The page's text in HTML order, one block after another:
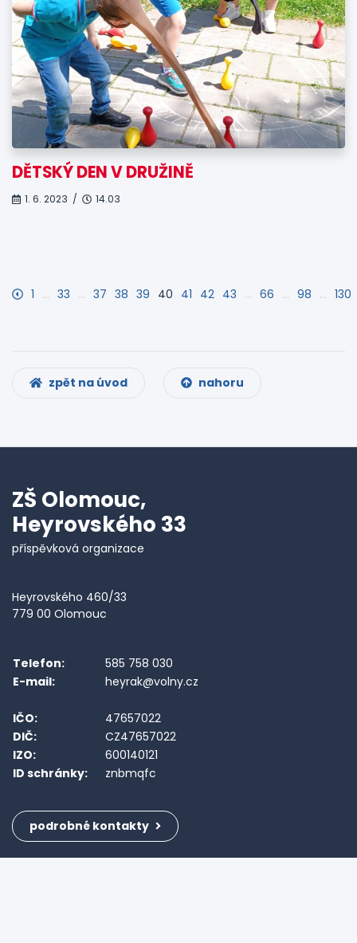
DĚTSKÝ DEN V DRUŽINĚ
1. 6. 2023 / 14.03
1 … 33 … 37 38 39 40 41 42 43 … 66 … 98 … 130
zpět na úvod nahoru
ZŠ Olomouc,
Heyrovského 33
příspěvková organizace
Heyrovského 460/33
779 00 Olomouc
Telefon:
585 758 030
E-mail:
heyrak@volny.cz
IČO:
47657022
DIČ:
CZ47657022
IZO:
600140121
ID schránky:
znbmqfc
podrobné kontakty